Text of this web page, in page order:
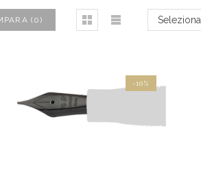
( 0 ) Seleziona
-10%